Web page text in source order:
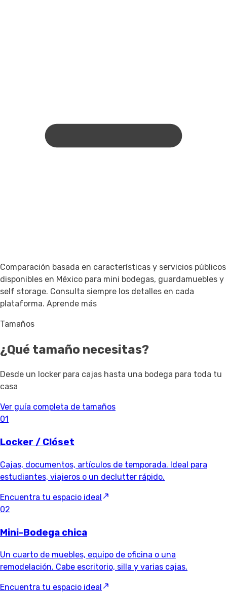
Comparación basada en características y servicios públicos
disponibles en México para mini bodegas, guardamuebles y
self storage. Consulta siempre los detalles en cada
plataforma. Aprende más
Tamaños
¿Qué tamaño necesitas?
Desde un locker para cajas hasta una bodega para toda tu
casa
Ver guía completa de tamaños
01
Locker / Clóset
Cajas, documentos, artículos de temporada. Ideal para
estudiantes, viajeros o un declutter rápido.
Encuentra tu espacio ideal
02
Mini-Bodega chica
Un cuarto de muebles, equipo de oficina o una
remodelación. Cabe escritorio, silla y varias cajas.
Encuentra tu espacio ideal